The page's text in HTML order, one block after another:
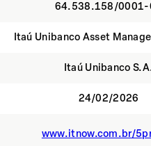
64.538.158/0001-
Itaú Unibanco Asset
Itaú Unibanco
24/02/2026
www.itnow.com.br/